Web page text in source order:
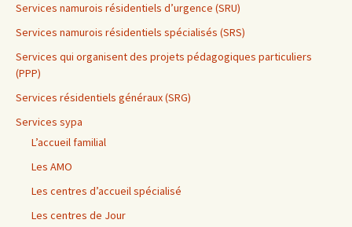
Services namurois résidentiels d’urgence (SRU)
Services namurois résidentiels spécialisés (SRS)
Services qui organisent des projets pédagogiques particuliers
(PPP)
Services résidentiels généraux (SRG)
Services sypa
L’accueil familial
Les AMO
Les centres d’accueil spécialisé
Les centres de Jour